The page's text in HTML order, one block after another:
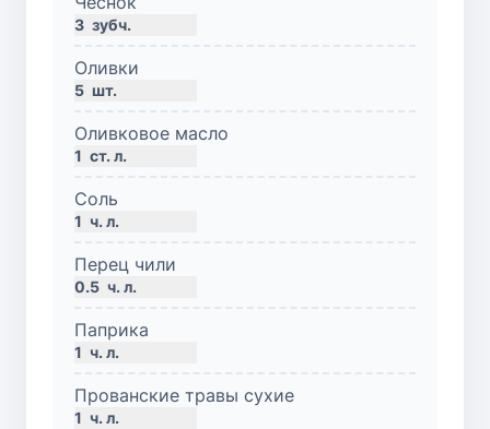
3 зубч.
Оливки
5 шт.
Оливковое масло
1 ст. л.
Соль
1 ч. л.
Перец чили
0.5 ч. л.
Паприка
1 ч. л.
Прованские травы сухие
1 ч. л.